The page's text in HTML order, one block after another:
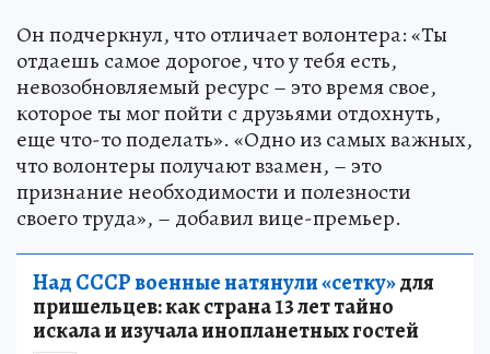
Он подчеркнул, что отличает волонтера: «Ты
отдаешь самое дорогое, что у тебя есть,
невозобновляемый ресурс – это время свое,
которое ты мог пойти с друзьями отдохнуть,
еще что-то поделать». «Одно из самых важных,
что волонтеры получают взамен, – это
признание необходимости и полезности
своего труда», – добавил вице-премьер.
Над СССР военные натянули «сетку»для
пришельцев: как страна 13 лет тайно
искала и изучала инопланетных гостей